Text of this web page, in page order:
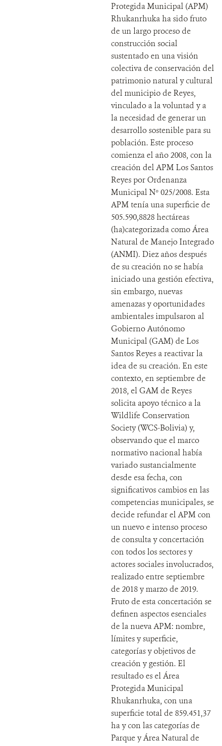
Protegida Municipal (APM)
Rhukanrhuka ha sido fruto
de un largo proceso de
construcción social
sustentado en una visión
colectiva de conservación del
patrimonio natural y cultural
del municipio de Reyes,
vinculado a la voluntad y a
la necesidad de generar un
desarrollo sostenible para su
población. Este proceso
comienza el año 2008, con la
creación del APM Los Santos
Reyes por Ordenanza
Municipal Nº 025/2008. Esta
APM tenía una superficie de
505.590,8828 hectáreas
(ha)categorizada como Área
Natural de Manejo Integrado
(ANMI). Diez años después
de su creación no se había
iniciado una gestión efectiva,
sin embargo, nuevas
amenazas y oportunidades
ambientales impulsaron al
Gobierno Autónomo
Municipal (GAM) de Los
Santos Reyes a reactivar la
idea de su creación. En este
contexto, en septiembre de
2018, el GAM de Reyes
solicita apoyo técnico a la
Wildlife Conservation
Society (WCS-Bolivia) y,
observando que el marco
normativo nacional había
variado sustancialmente
desde esa fecha, con
significativos cambios en las
competencias municipales, se
decide refundar el APM con
un nuevo e intenso proceso
de consulta y concertación
con todos los sectores y
actores sociales involucrados,
realizado entre septiembre
de 2018 y marzo de 2019.
Fruto de esta concertación se
definen aspectos esenciales
de la nueva APM: nombre,
límites y superficie,
categorías y objetivos de
creación y gestión. El
resultado es el Área
Protegida Municipal
Rhukanrhuka, con una
superficie total de 859.451,37
ha y con las categorías de
Parque y Área Natural de